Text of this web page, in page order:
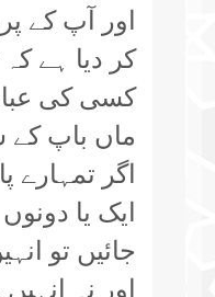
اور آپ کے
کر دیا ہے
کسی کی
ماں باپ کے
اگر
ایک یا
جائیں تو
اور نہ